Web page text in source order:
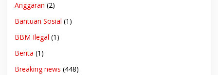
Anggaran (2)
Bantuan Sosial (1)
BBM Ilegal (1)
Berita (1)
Breaking news (448)